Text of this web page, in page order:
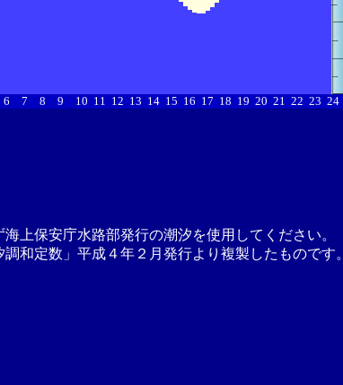
6 7 8 9 10 11 12 13 14 15 16 17 18 19 20 21 22 23 24
上保安庁水路部発行の潮汐を使用してください。
和定数」平成４年２月発行より複製したものです。